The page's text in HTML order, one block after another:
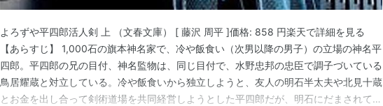
よろずや平四郎活人剣 上 （文春文庫） [ 藤沢 周平 ]価格: 858 円楽天で詳細を見る
【あらすじ】 1,000石の旗本神名家で、冷や飯食い（次男以降の男子）の立場の神名平
四郎。平四郎の兄の目付、神名監物は、同じ目付で、水野忠邦の忠臣で調子づいている
鳥居耀蔵と対立している。冷や飯食いから独立しようと、友人の明石半太夫や北見十蔵
とお金を出し合って剣術道場を共同経営しようとした平四郎だが、明石にだまされて、